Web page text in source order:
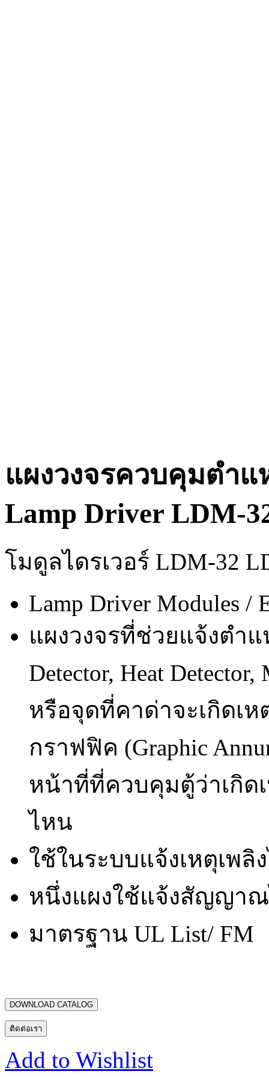
แผงวงจรควบคุมตำแ
Lamp Driver LDM-
โมดูลไดรเวอร์ LDM-32
Lamp Driver Modules /
แผงวงจรที่ช่วยแจ้งตำ
Detector, Heat
หรือจุดที่คาด่าจะเกิดเ
กราฟฟิค (Graphic
หน้าที่ที่ควบคุมตู้ว่าเกิ
ไหน
ใช้ในระบบแจ้งเหตุเพลิ
หนึ่งแผงใช้แจ้งสัญญาณ
มาตรฐาน UL List/ FM
DOWNLOAD CATALOG
ติดต่อเรา
Add to Wishlist